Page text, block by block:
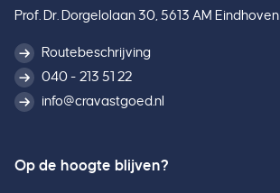
Prof. Dr. Dorgelolaan 30, 5613 AM Eindhoven
Routebeschrijving
040 - 213 51 22
info@cravastgoed.nl
Op de hoogte blijven?